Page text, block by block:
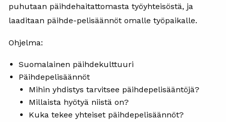
puhutaan päihdehaitattomasta työyhteisöstä, ja
laaditaan päihde-pelisäännöt omalle työpaikalle.
Ohjelma:
Suomalainen päihdekulttuuri
Päihdepelisäännöt
Mihin yhdistys tarvitsee päihdepelisääntöjä?
Millaista hyötyä niistä on?
Kuka tekee yhteiset päihdepelisäännöt?